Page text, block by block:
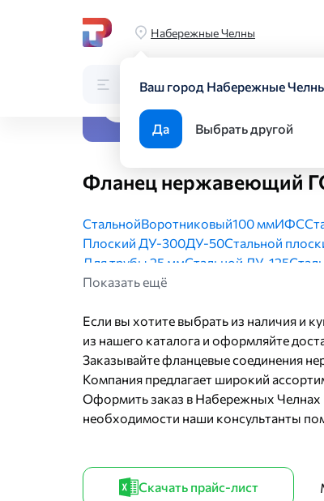
Набережные Челны
Ваш город Набережные
Да Выбрать другой
Каталог Поиск по каталогу
Главная Каталог Трубопроводная арматура
Все виды
Фланец нержавеющий
СтальнойВоротниковый100 ммИФС
Плоский ДУ-300ДУ-50Стальной
Для трубы 25 ммСтальной ДУ-125
ИФС ДУ-50Плоский тип 1
Стальной плоский приварной ДУ-50
Стальной прижимнойСтальной
Стальной плоский приварной ДУ-80
Стальной ДУ-80Нержавеющий 150 мм
НержавеющийСтальной воротниковый
Стальной резьбовойДУ-30015Х5М
Показать ещё
Если вы хотите выбрать из наличия и
из нашего каталога и оформляйте
Заказывайте фланцевые соединения
Компания предлагает широкий
Оформить заказ в Набережных Челнах
необходимости наши консультанты
Скачать прайс-лист